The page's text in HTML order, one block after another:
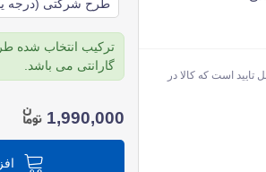
است که کالا در
طرح شرکتی (درجه
ترکیب انتخاب شده
گارانتی می باشد.
1,990,000